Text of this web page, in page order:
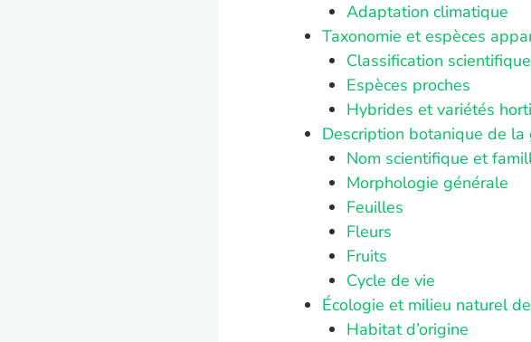
Adaptation climatique
Taxonomie et espèces
Classification scientifique
Espèces proches
Hybrides et variétés
Description botanique de
Nom scientifique et
Morphologie générale
Feuilles
Fleurs
Fruits
Cycle de vie
Écologie et milieu naturel
Habitat d’origine